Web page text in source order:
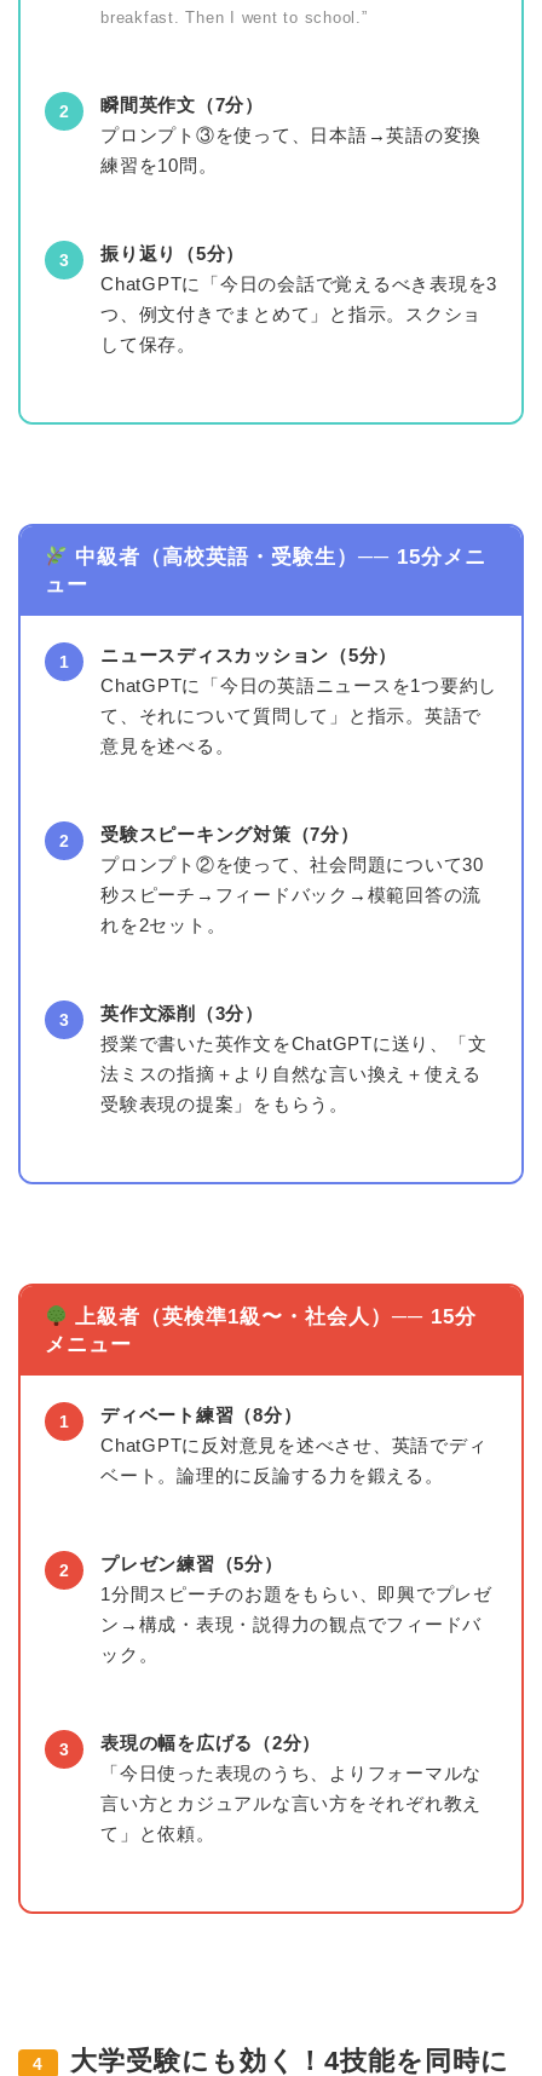
breakfast. Then I went to school.”
2
瞬間英作文（7分）
プロンプト③を使って、日本語→英語の変換
練習を10問。
3
振り返り（5分）
ChatGPTに「今日の会話で覚えるべき表現を3
つ、例文付きでまとめて」と指示。スクショ
して保存。
中級者（高校英語・受験生）── 15分メニ
ュー
1
ニュースディスカッション（5分）
ChatGPTに「今日の英語ニュースを1つ要約し
て、それについて質問して」と指示。英語で
意見を述べる。
2
受験スピーキング対策（7分）
プロンプト②を使って、社会問題について30
秒スピーチ→フィードバック→模範回答の流
れを2セット。
3
英作文添削（3分）
授業で書いた英作文をChatGPTに送り、「文
法ミスの指摘＋より自然な言い換え＋使える
受験表現の提案」をもらう。
上級者（英検準1級〜・社会人）── 15分
メニュー
1
ディベート練習（8分）
ChatGPTに反対意見を述べさせ、英語でディ
ベート。論理的に反論する力を鍛える。
2
プレゼン練習（5分）
1分間スピーチのお題をもらい、即興でプレゼ
ン→構成・表現・説得力の観点でフィードバ
ック。
3
表現の幅を広げる（2分）
「今日使った表現のうち、よりフォーマルな
言い方とカジュアルな言い方をそれぞれ教え
て」と依頼。
4
大学受験にも効く！4技能を同時に